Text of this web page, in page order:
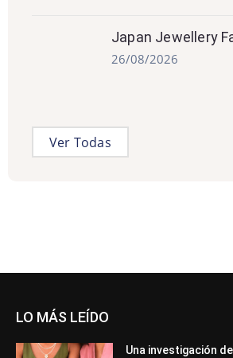
Japan Jewellery
26/08/2026
Ver Todas
LO MÁS LEÍDO
Una investigación